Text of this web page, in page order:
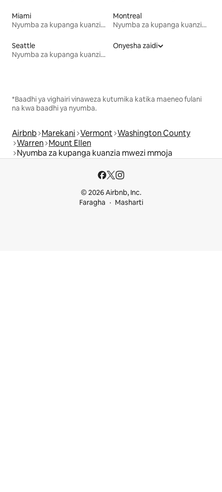
Miami
Nyumba za kupanga kuanzia mwezi mmoja
Montreal
Nyumba za kupanga kuanzia mwezi mmoja
Seattle
Nyumba za kupanga kuanzia mwezi mmoja
Onyesha zaidi
*Baadhi ya vighairi vinaweza kutumika katika maeneo fulani
na kwa baadhi ya nyumba.
Airbnb Marekani Vermont Washington County
Warren Mount Ellen
Nyumba za kupanga kuanzia mwezi mmoja
© 2026 Airbnb, Inc.
Faragha
Masharti